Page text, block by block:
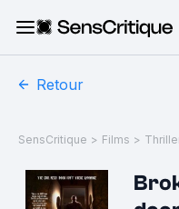
Retour
SensCritique > Films >